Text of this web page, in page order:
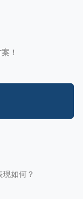
！
如何？